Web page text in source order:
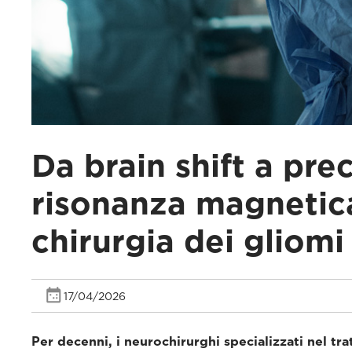
Da brain shift a
risonanza
chirurgia dei gliomi
17/04/2026
Per decenni, i neurochirurghi specializzati nel